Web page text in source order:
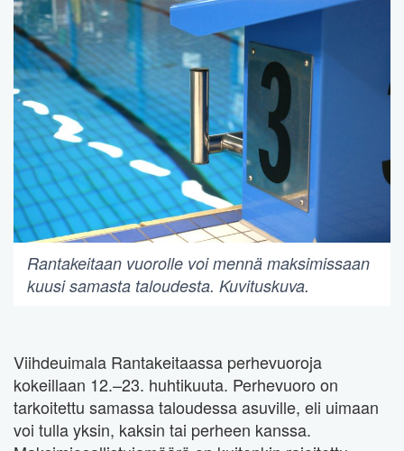
Rantakeitaan vuorolle voi mennä maksimissaan
kuusi samasta taloudesta. Kuvituskuva.
Viihdeuimala Rantakeitaassa perhevuoroja
kokeillaan 12.–23. huhtikuuta. Perhevuoro on
tarkoitettu samassa taloudessa asuville, eli uimaan
voi tulla yksin, kaksin tai perheen kanssa.